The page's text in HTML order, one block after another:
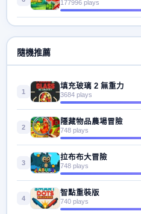
177996 plays
隨機推薦
1
填充玻璃 2 無重力
3684 plays
2
隱藏物品農場冒險
748 plays
3
拉布布大冒險
748 plays
4
智點重裝版
740 plays